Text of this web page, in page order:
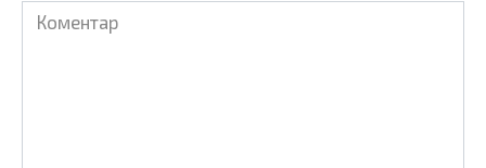
Коментар